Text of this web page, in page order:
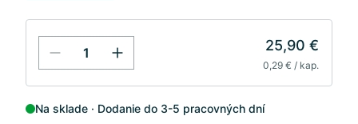
25,90 €
0,29 € / kap.
Na sklade Dodanie do 3-5 pracovných dní